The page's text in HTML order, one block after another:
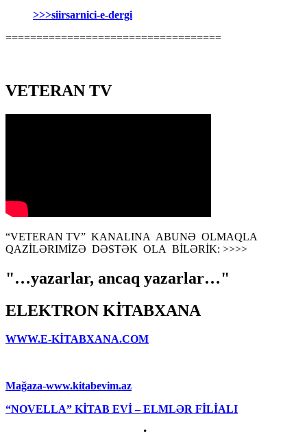
>>>siirsarnici-e-dergi
===================================
VETERAN TV
“VETERAN TV” KANALINA ABUNƏ OLMAQLA
QAZİLƏRIMİZƏ DƏSTƏK OLA BİLƏRİK: >>>>
"…yazarlar, ancaq yazarlar…"
ELEKTRON KİTABXANA
WWW.E-KİTABXANA.COM
Mağaza-www.kitabevim.az
“NOVELLA” KİTAB EVİ – ELMLƏR FİLİALI